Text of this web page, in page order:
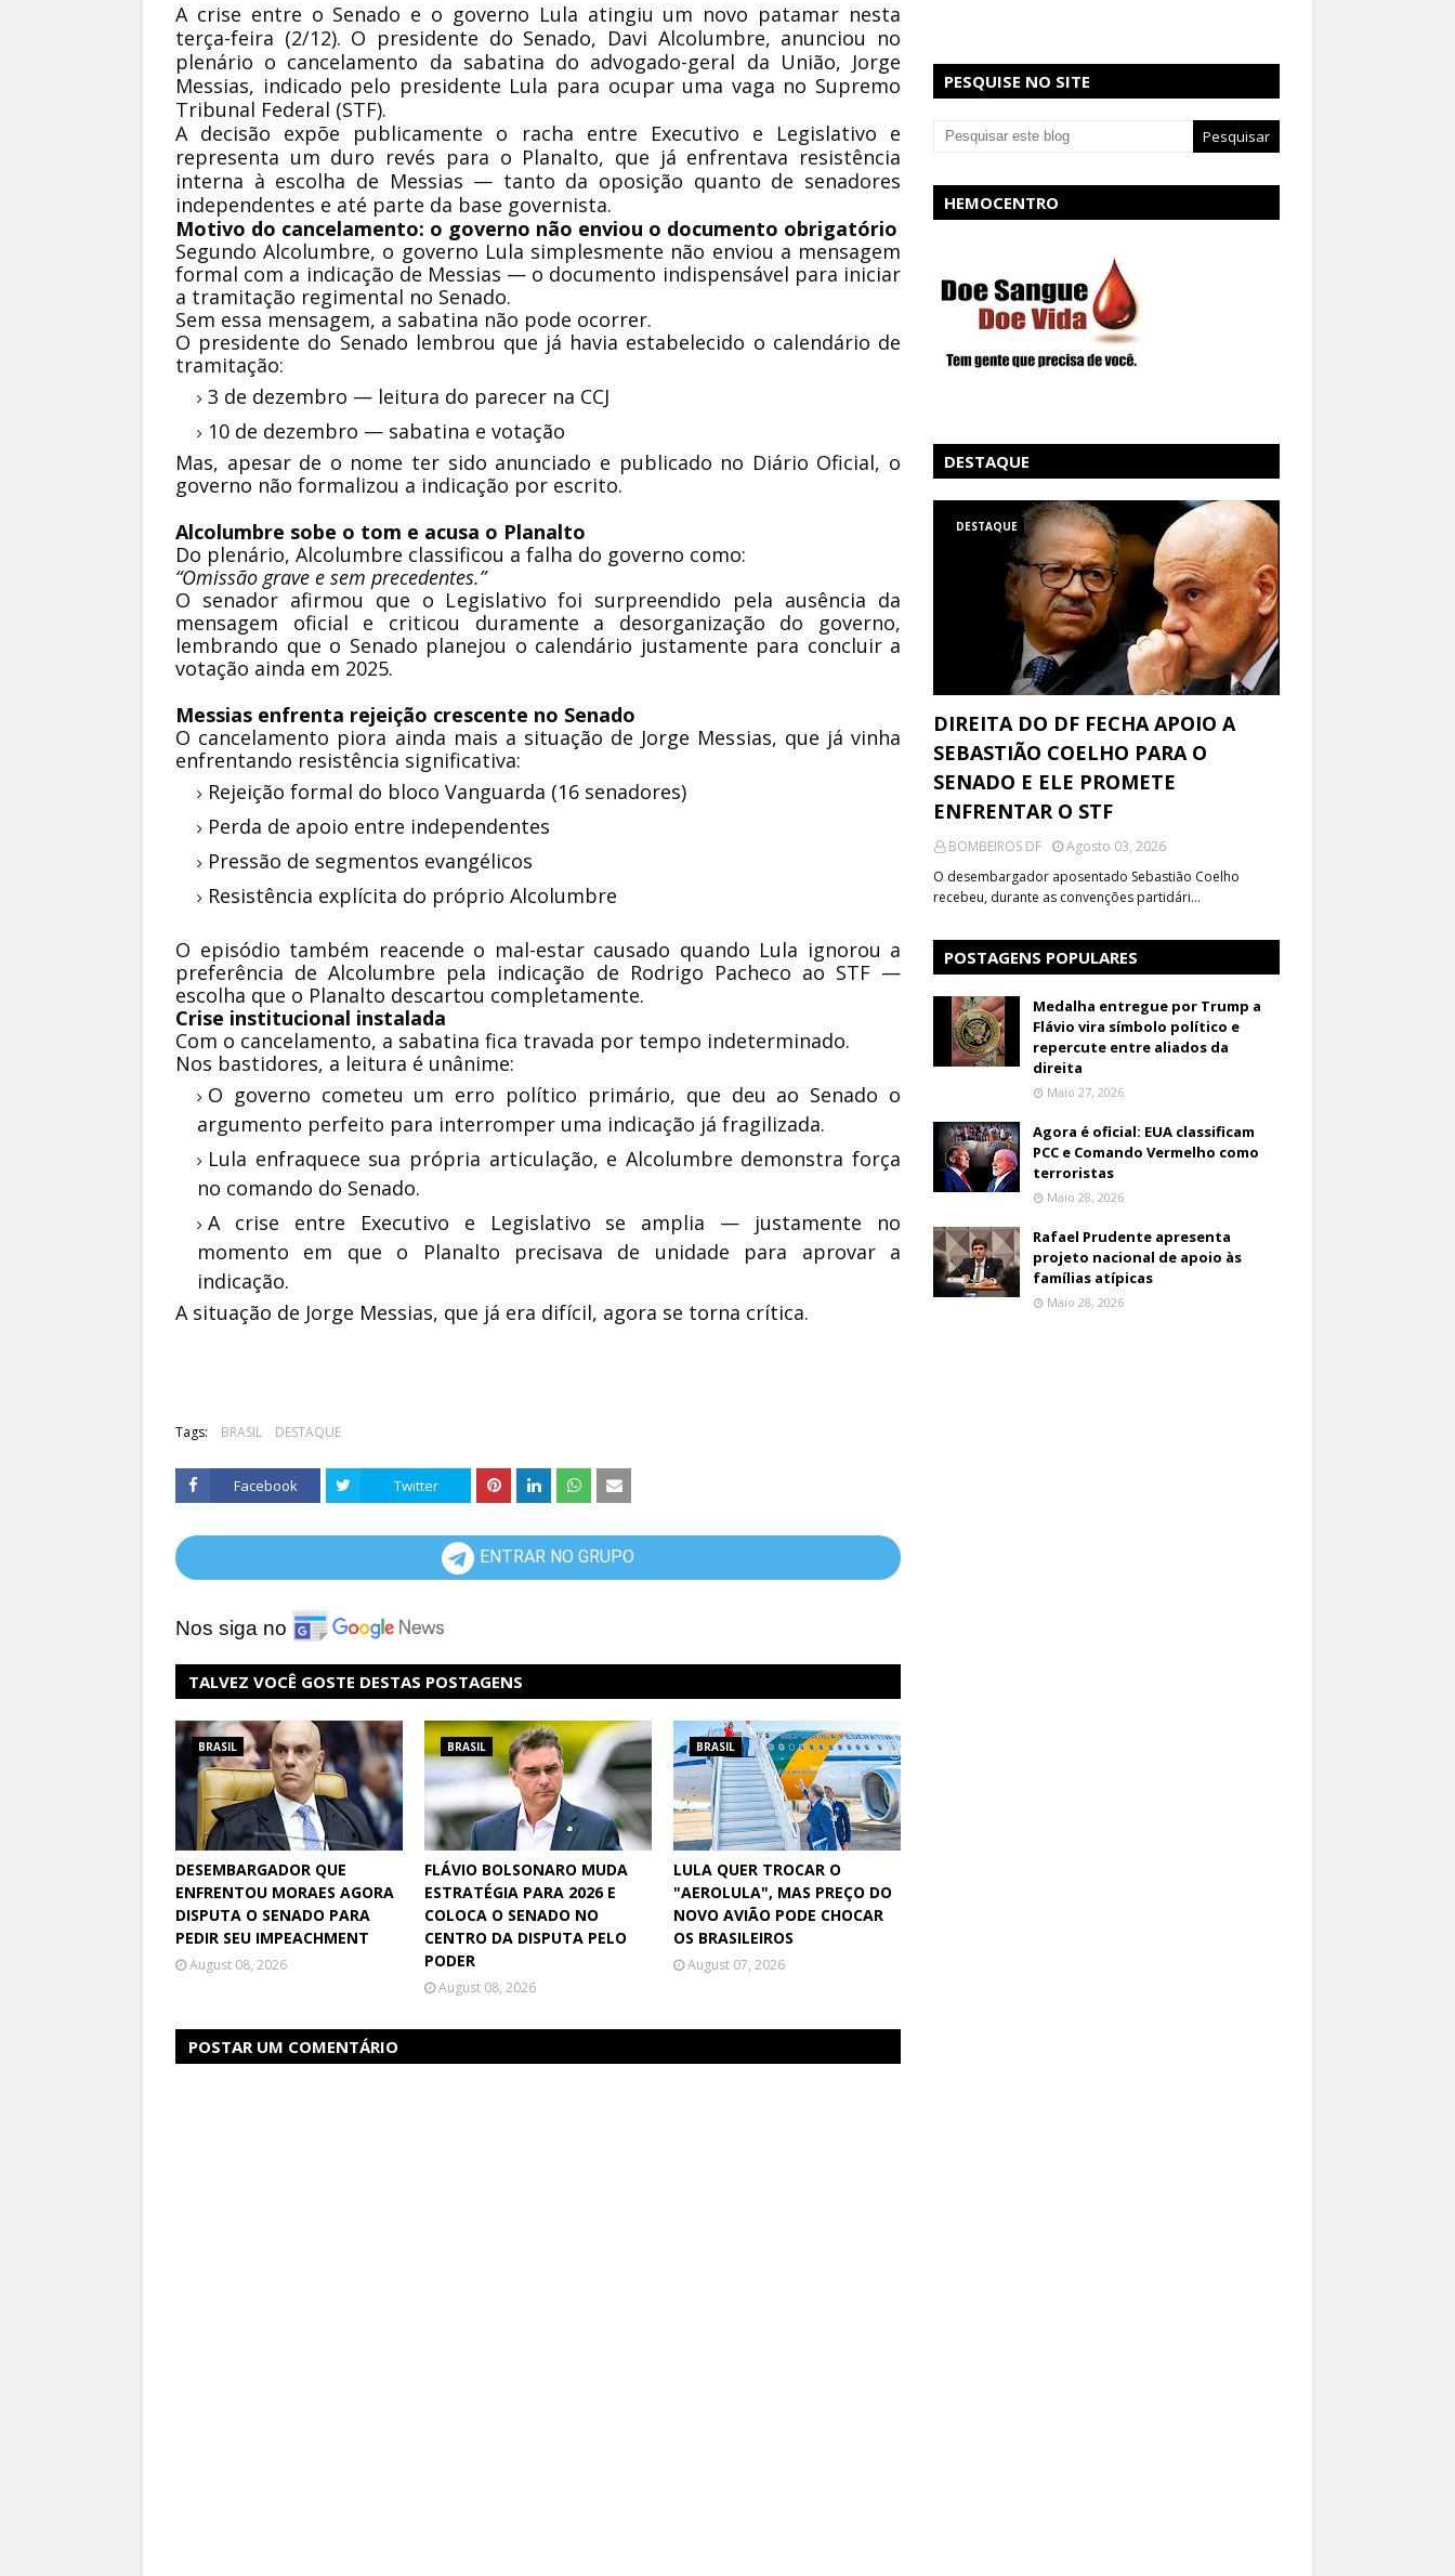
A crise entre o Senado e o governo Lula atingiu um novo patamar nesta
terça-feira (2/12). O presidente do Senado, Davi Alcolumbre, anunciou no
plenário o cancelamento da sabatina do advogado-geral da União, Jorge
Messias, indicado pelo presidente Lula para ocupar uma vaga no Supremo
Tribunal Federal (STF).
A decisão expõe publicamente o racha entre Executivo e Legislativo e
representa um duro revés para o Planalto, que já enfrentava resistência
interna à escolha de Messias — tanto da oposição quanto de senadores
independentes e até parte da base governista.
Motivo do cancelamento: o governo não enviou o documento obrigatório
Segundo Alcolumbre, o governo Lula simplesmente não enviou a mensagem
formal com a indicação de Messias — o documento indispensável para iniciar
a tramitação regimental no Senado.
Sem essa mensagem, a sabatina não pode ocorrer.
O presidente do Senado lembrou que já havia estabelecido o calendário de
tramitação:
3 de dezembro — leitura do parecer na CCJ
10 de dezembro — sabatina e votação
Mas, apesar de o nome ter sido anunciado e publicado no Diário Oficial, o
governo não formalizou a indicação por escrito.
Alcolumbre sobe o tom e acusa o Planalto
Do plenário, Alcolumbre classificou a falha do governo como:
“Omissão grave e sem precedentes.”
O senador afirmou que o Legislativo foi surpreendido pela ausência da
mensagem oficial e criticou duramente a desorganização do governo,
lembrando que o Senado planejou o calendário justamente para concluir a
votação ainda em 2025.
Messias enfrenta rejeição crescente no Senado
O cancelamento piora ainda mais a situação de Jorge Messias, que já vinha
enfrentando resistência significativa:
Rejeição formal do bloco Vanguarda (16 senadores)
Perda de apoio entre independentes
Pressão de segmentos evangélicos
Resistência explícita do próprio Alcolumbre
O episódio também reacende o mal-estar causado quando Lula ignorou a
preferência de Alcolumbre pela indicação de Rodrigo Pacheco ao STF —
escolha que o Planalto descartou completamente.
Crise institucional instalada
Com o cancelamento, a sabatina fica travada por tempo indeterminado.
Nos bastidores, a leitura é unânime:
O governo cometeu um erro político primário, que deu ao Senado o
argumento perfeito para interromper uma indicação já fragilizada.
Lula enfraquece sua própria articulação, e Alcolumbre demonstra força
no comando do Senado.
A crise entre Executivo e Legislativo se amplia — justamente no
momento em que o Planalto precisava de unidade para aprovar a
indicação.
A situação de Jorge Messias, que já era difícil, agora se torna crítica.
Tags: BRASIL DESTAQUE
Facebook Twitter
ENTRAR NO GRUPO
Nos siga no
TALVEZ VOCÊ GOSTE DESTAS POSTAGENS
BRASIL
DESEMBARGADOR QUE
ENFRENTOU MORAES AGORA
DISPUTA O SENADO PARA
PEDIR SEU IMPEACHMENT
August 08, 2026
BRASIL
FLÁVIO BOLSONARO MUDA
ESTRATÉGIA PARA 2026 E
COLOCA O SENADO NO
CENTRO DA DISPUTA PELO
PODER
August 08, 2026
BRASIL
LULA QUER TROCAR O
"AEROLULA", MAS PREÇO DO
NOVO AVIÃO PODE CHOCAR
OS BRASILEIROS
August 07, 2026
POSTAR UM COMENTÁRIO
PESQUISE NO SITE
HEMOCENTRO
DESTAQUE
DESTAQUE
DIREITA DO DF FECHA APOIO A
SEBASTIÃO COELHO PARA O
SENADO E ELE PROMETE
ENFRENTAR O STF
BOMBEIROS DF
Agosto 03, 2026
O desembargador aposentado Sebastião Coelho
recebeu, durante as convenções partidári…
POSTAGENS POPULARES
Medalha entregue por Trump a
Flávio vira símbolo político e
repercute entre aliados da
direita
Maio 27, 2026
Agora é oficial: EUA classificam
PCC e Comando Vermelho como
terroristas
Maio 28, 2026
Rafael Prudente apresenta
projeto nacional de apoio às
famílias atípicas
Maio 28, 2026